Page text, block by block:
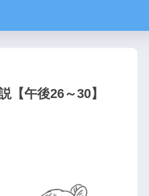
【午後26～30】